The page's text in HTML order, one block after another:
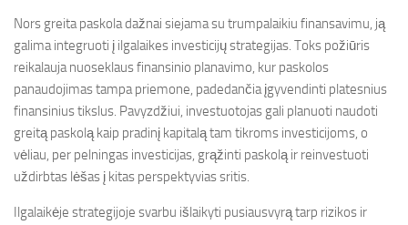
Nors greita paskola dažnai siejama su trumpalaikiu finansavimu, ją
galima integruoti į ilgalaikes investicijų strategijas. Toks požiūris
reikalauja nuoseklaus finansinio planavimo, kur paskolos
panaudojimas tampa priemone, padedančia įgyvendinti platesnius
finansinius tikslus. Pavyzdžiui, investuotojas gali planuoti naudoti
greitą paskolą kaip pradinį kapitalą tam tikroms investicijoms, o
vėliau, per pelningas investicijas, grąžinti paskolą ir reinvestuoti
uždirbtas lėšas į kitas perspektyvias sritis.
Ilgalaikėje strategijoje svarbu išlaikyti pusiausvyrą tarp rizikos ir